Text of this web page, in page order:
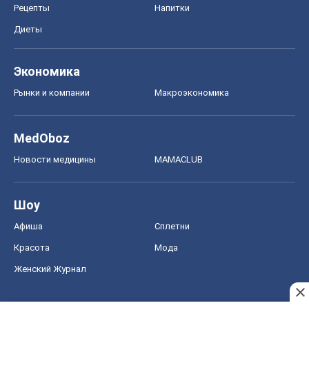
Рецепты Напитки
Диеты
Экономика
Рынки и компании Mакроэкономика
MedOboz
Новости медицины MAMACLUB
Шоу
Афиша Сплетни
Красота Мода
Женский Журнал